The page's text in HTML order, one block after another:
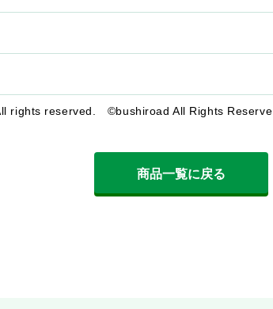
rights reserved. ©bushiroad All Rights Reserve
商品一覧に戻る